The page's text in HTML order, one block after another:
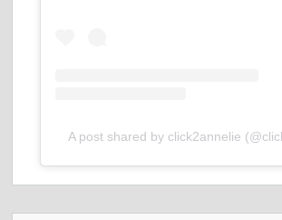
A post shared by click2annelie